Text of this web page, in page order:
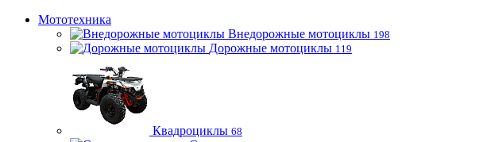
Мототехника
Внедорожные мотоциклы 198
Дорожные мотоциклы 119
Квадроциклы 68